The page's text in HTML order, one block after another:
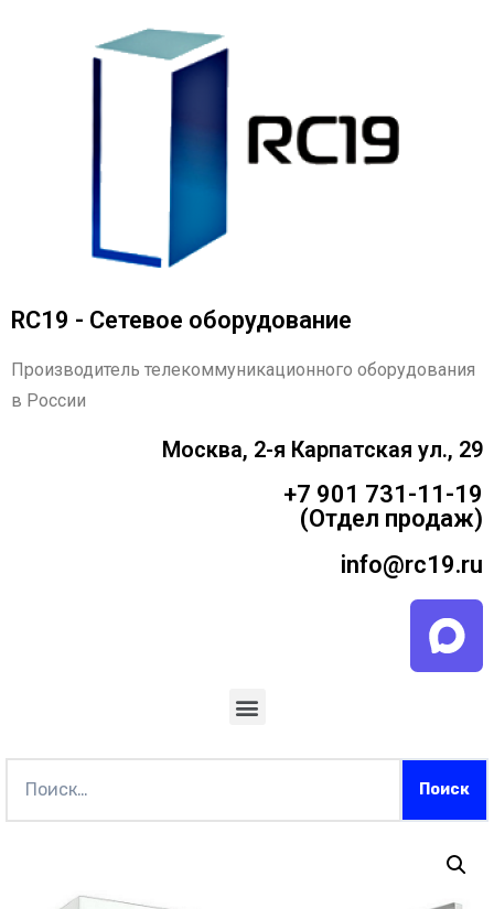
RC19 - Сетевое оборудование
Производитель телекоммуникационного оборудования
в России
Москва, 2-я Карпатская ул., 29
+7 901 731-11-19
(Отдел продаж)
info@rc19.ru